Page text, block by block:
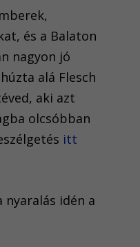
és a Balaton
nagyon jó
alá Flesch
aki azt
olcsóbban
itt
nyaralás idén a